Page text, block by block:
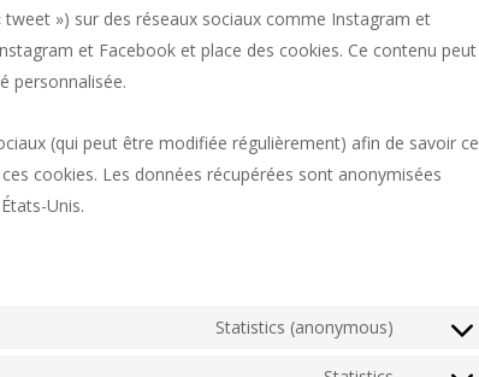
») sur des réseaux sociaux comme Instagram et
et Facebook et place des cookies. Ce contenu peut
personnalisée.
(qui peut être modifiée régulièrement) afin de savoir ce
cookies. Les données récupérées sont anonymisées
Unis.
Statistics (anonymous)